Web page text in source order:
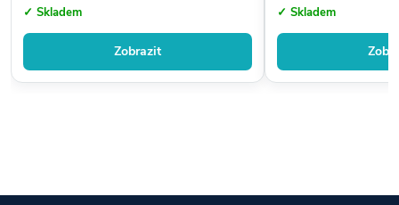
✓ Skladem
Zobrazit
✓ Skladem